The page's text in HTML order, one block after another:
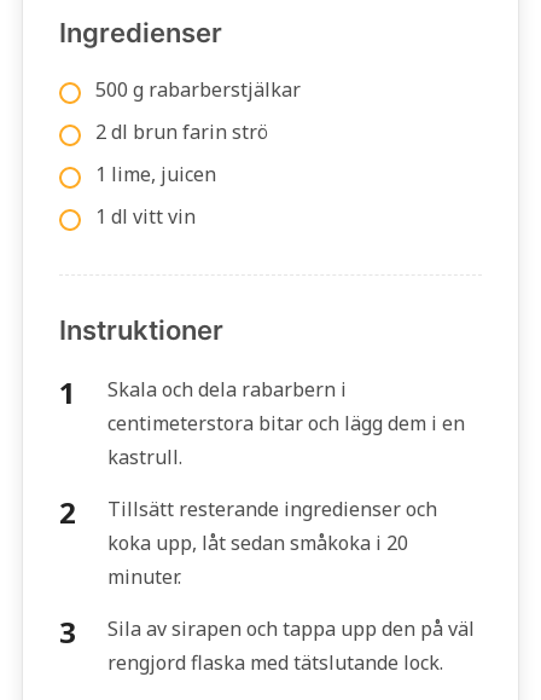
Ingredienser
500 g rabarberstjälkar
2 dl brun farin strö
1 lime, juicen
1 dl vitt vin
Instruktioner
Skala och dela rabarbern i
centimeterstora bitar och lägg dem i en
kastrull.
Tillsätt resterande ingredienser och
koka upp, låt sedan småkoka i 20
minuter.
Sila av sirapen och tappa upp den på väl
rengjord flaska med tätslutande lock.